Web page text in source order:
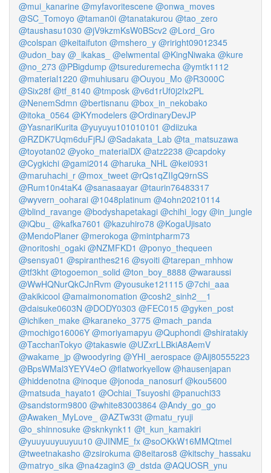
@mui_kanarine @myfavoritescene @onwa_moves
@SC_Tomoyo @taman0i @tanatakurou @tao_zero
@taushasu1030 @jV9kzmKsW0BScv2 @Lord_Gro
@colspan @keitaifuton @mshero_y @riright09012345
@udon_bay @_ikakas_ @elwmental @KingNiwaka @kure
@no_273 @PBigdump @tsureduremecha @ymtk1112
@material1220 @muhiusaru @Ouyou_Mo @R3000C
@Six28f @tf_8140 @tmposk @v6d1rUf0j2Ix2PL
@NenemSdmn @bertisnanu @box_in_nekobako
@itoka_0564 @KYmodelers @OrdinaryDevJP
@YasnariKurita @yuyuyu101010101 @diizuka
@RZDK7Uqm6duFjRJ @Sadakata_Lab @ta_matsuzawa
@toyotan02 @yoko_materialDX @atz2238 @capdoky
@Cygkichi @gami2014 @haruka_NHL @kei0931
@maruhachi_r @mox_tweet @rQs1qZIIgQ9rnSS
@Rum10n4taK4 @sanasaayar @taurin76483317
@wyvern_ooharai @1048platinum @4ohn20210114
@blind_ravange @bodyshapetakagi @chihi_logy @in_jungle
@iQbu_
@kafka7601 @kazuhiro78 @KogaUjisato
@MendoPlaner @merokoga @mintpharm73
@noritoshi_ogaki @NZMFKD1 @ponyo_thequeen
@sensya01 @spiranthes216 @syoiti @tarepan_mhhow
@tf3kht @togoemon_solid @ton_boy_8888 @waraussi
@WwHQNurQkCJnRvm @yousuke121115 @7chi_aaa
@akikicool @amaimonomation @cosh2_sinh2__1
@daisuke0603N @DODY0303 @FEC015 @gyken_post
@ichiken_make @karaneko_3775 @mach_panda
@mochigo16006Y @moriyamapyu @Quphondi @shiratakiy
@TacchanTokyo @takaswie @UZxrLLBkiA8AemV
@wakame_jp @woodyring @YHI_aerospace @Aij80555223
@BpsWMal3YEYV4eO @flatworkyellow @hausenjapan
@hiddenotna @inoque @jonoda_nanosurf @kou5600
@matsuda_hayato1 @Ochiai_Tsuyoshi @panuchi33
@sandstorm9800 @white83003864 @Andy_go_go
@Awaken_MyLove_ @AZTw33t @matu_ryuji
@o_shinnosuke @sknkynk11 @t_kun_kamakiri
@yuuyuuyuuyuu10 @JINME_fx @soOKkW16MMQtmel
@tweetnakasho @zsirokuma @8eitaros8 @kitschy_hassaku
@matryo_sika @na4zagin3 @_dstda @AQUOSR_ynu